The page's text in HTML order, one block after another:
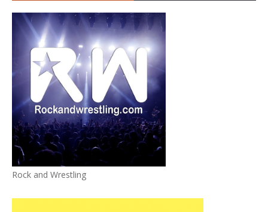
Rock and Wrestling